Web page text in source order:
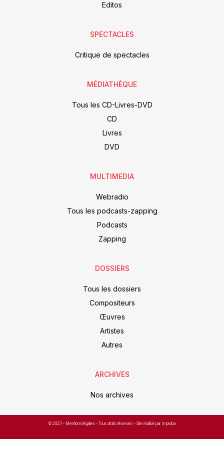
Editos
SPECTACLES
Critique de spectacles
MÉDIATHÈQUE
Tous les CD-Livres-DVD
CD
Livres
DVD
MULTIMEDIA
Webradio
Tous les podcasts-zapping
Podcasts
Zapping
DOSSIERS
Tous les dossiers
Compositeurs
Œuvres
Artistes
Autres
ARCHIVES
Nos archives
© 2023 – Mentions légales – Tous droits réservés – Site réalisé par Improba